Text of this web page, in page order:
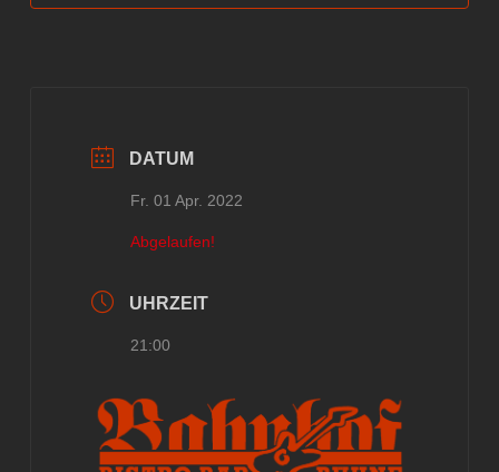
DATUM
Fr. 01 Apr. 2022
Abgelaufen!
UHRZEIT
21:00